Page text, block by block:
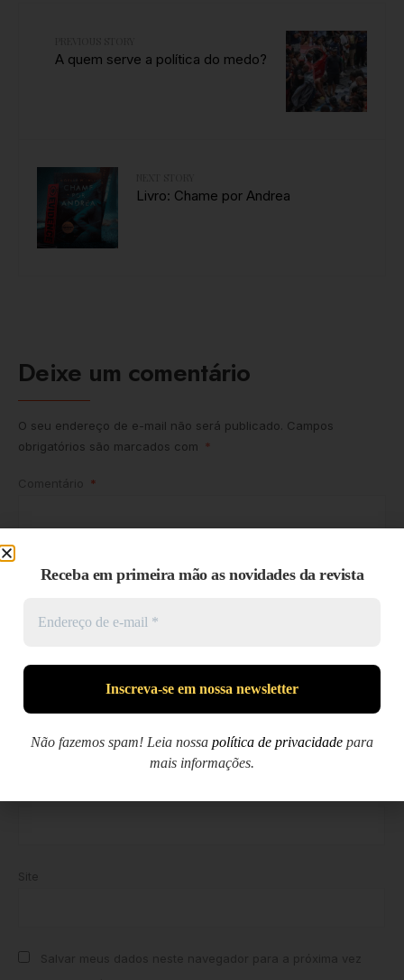
A quem serve a política do medo?
Livro: Chame por Andrea
Deixe um comentário
O seu endereço de e-mail não será publicado. Campos
obrigatórios são marcados com *
*
Nome*
Receba em primeira mão as novidades da revista
Não fazemos spam! Leia nossa política de privacidade para
mais informações.